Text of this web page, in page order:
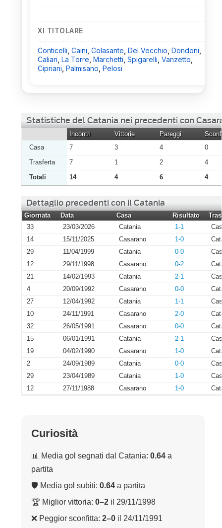
XI TITOLARE
Conticelli Caini Colasante Del Vecchio Dondoni
Caliari La Torre Marchetti Spigarelli Vanzetto
Cipriani Palmisano Pelosi
Statistiche del Catania nei precedenti con
Incontri Vittorie Pareggi
Casa
7 3 4
0
Trasferta
7 1 2
4
Totali
14 4 6 4
Dettaglio precedenti con il Catania
Giornata Data Casa Risultato
33
23/03/2026 Catania 1-1
14
15/11/2025 Casarano 1-0
29
11/04/1999 Catania 0-0
12
29/11/1998 Casarano 0-2
21
14/02/1993 Catania 2-1
4
20/09/1992 Casarano 0-0
27
12/04/1992 Catania 1-1
10
24/11/1991 Casarano 2-0
32
26/05/1991 Casarano 0-0
15
06/01/1991 Catania 2-1
19
04/02/1990 Casarano 1-0
2
24/09/1989 Catania 0-0
29
23/04/1989 Catania 1-0
12
27/11/1988 Casarano 1-0
Curiosità
📊 Media gol segnati dal Catania: 0.64 a
partita
🛡 Media gol subiti: 0.64 a partita
🏆 Miglior vittoria: 0–2 il 29/11/1998
❌ Peggior sconfitta: 2–0 il 24/11/1991